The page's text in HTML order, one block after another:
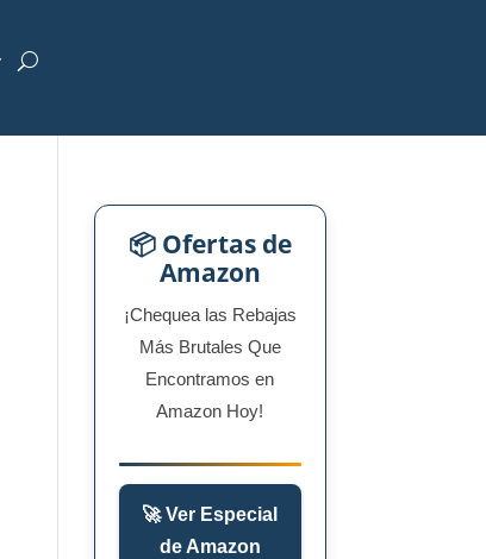
📦 Ofertas de
Amazon
¡Chequea las Rebajas
Más Brutales Que
Encontramos en
Amazon Hoy!
🚀 Ver Especial
de Amazon